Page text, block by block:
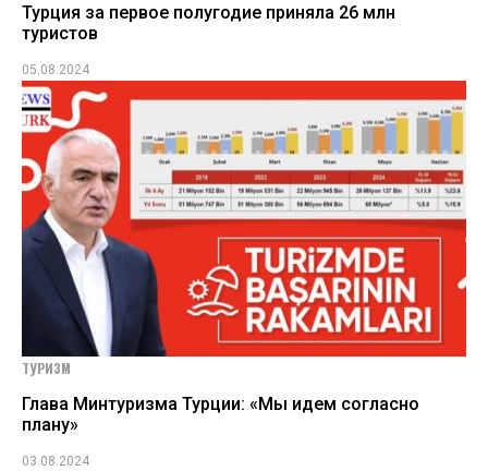
Турция за первое полугодие приняла 26 млн
туристов
05.08.2024
ТУРИЗМ
Глава Минтуризма Турции: «Мы идем согласно
плану»
03.08.2024